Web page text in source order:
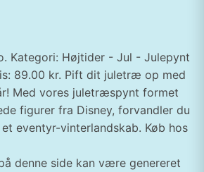
Kategori: Højtider - Jul - Julepynt
89.00 kr. Pift dit juletræ op med
Med vores juletræspynt formet
figurer fra Disney, forvandler du
eventyr-vinterlandskab. Køb hos
denne side kan være genereret